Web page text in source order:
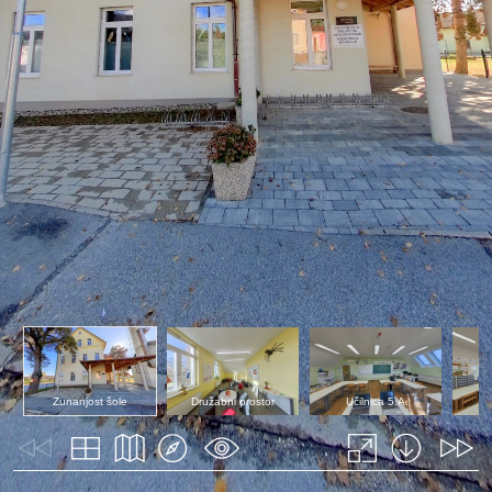
Zunanjost šole Družabni prostor Učilnica 5.A